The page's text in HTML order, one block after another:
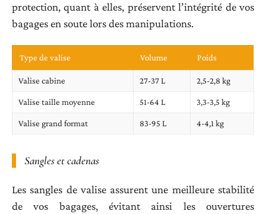
protection, quant à elles, préservent l’intégrité de vos
bagages en soute lors des manipulations.
Type de valise Volume Poids
Valise cabine 27-37 L 2,5-2,8 kg
Valise taille moyenne 51-64 L 3,3-3,5 kg
Valise grand format 83-95 L 4-4,1 kg
Sangles et cadenas
Les sangles de valise assurent une meilleure stabilité
de vos bagages, évitant ainsi les ouvertures